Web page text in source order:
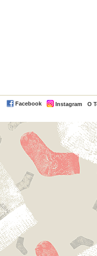
Facebook Instagram O